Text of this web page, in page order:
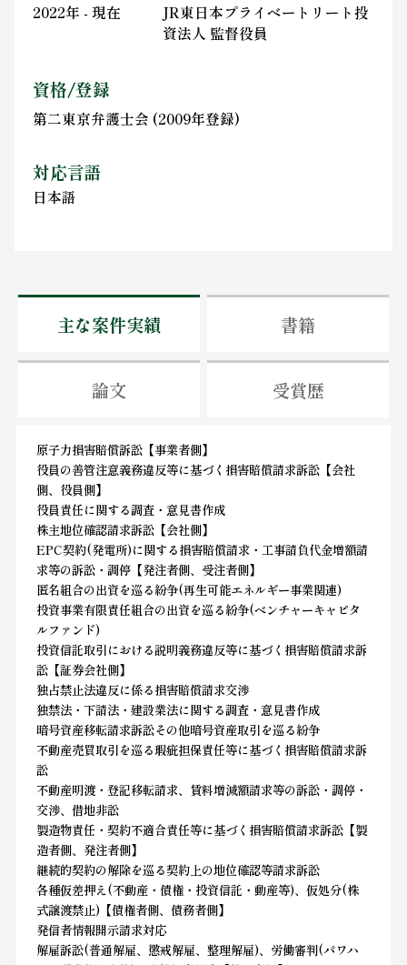
2022年 - 現在
JR東日本プライベートリート投
資法人 監督役員
資格/登録
第二東京弁護士会 (2009年登録)
対応言語
日本語
主な案件実績 書籍
論文 受賞歴
原子力損害賠償訴訟【事業者側】
役員の善管注意義務違反等に基づく損害賠償請求訴訟【会社
側、役員側】
役員責任に関する調査・意見書作成
株主地位確認請求訴訟【会社側】
EPC契約(発電所)に関する損害賠償請求・工事請負代金増額請
求等の訴訟・調停【発注者側、受注者側】
匿名組合の出資を巡る紛争(再生可能エネルギー事業関連)
投資事業有限責任組合の出資を巡る紛争(ベンチャーキャピタ
ルファンド)
投資信託取引における説明義務違反等に基づく損害賠償請求訴
訟【証券会社側】
独占禁止法違反に係る損害賠償請求交渉
独禁法・下請法・建設業法に関する調査・意見書作成
暗号資産移転請求訴訟その他暗号資産取引を巡る紛争
不動産売買取引を巡る瑕疵担保責任等に基づく損害賠償請求訴
訟
不動産明渡・登記移転請求、賃料増減額請求等の訴訟・調停・
交渉、借地非訟
製造物責任・契約不適合責任等に基づく損害賠償請求訴訟【製
造者側、発注者側】
継続的契約の解除を巡る契約上の地位確認等請求訴訟
各種仮差押え(不動産・債権・投資信託・動産等)、仮処分(株
式譲渡禁止)【債権者側、債務者側】
発信者情報開示請求対応
解雇訴訟(普通解雇、懲戒解雇、整理解雇)、労働審判(パワハ